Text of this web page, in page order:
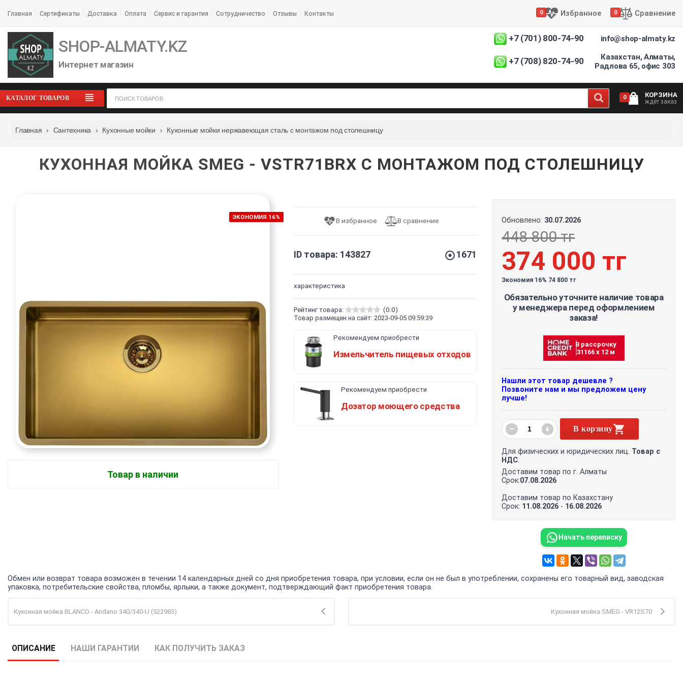
Главная Сертификаты Доставка Оплата Сервис и гарантия Сотрудничество Отзывы Контакты 0 Избранное 0 Сравнение
SHOP-ALMATY.KZ
Интернет магазин
+7 (701) 800-74-90
+7 (708) 820-74-90
info@shop-almaty.kz
Казахстан, Алматы,
Радлова 65, офис 303
КАТАЛОГ ТОВАРОВ 0 КОРЗИНА
ждёт заказ
Главная › Сантехника › Кухонные мойки › Кухонные мойки нержавеющая сталь с монтажом под столешницу
КУХОННАЯ МОЙКА SMEG - VSTR71BRX С МОНТАЖОМ ПОД СТОЛЕШНИЦУ
ЭКОНОМИЯ 16%
Товар в наличии
ID товара: 143827 1671
характеристика
Рейтинг товара:
(0.0)
Товар размещен на сайт: 2023-09-05 09:59:39
Рекомендуем приобрести
Измельчитель пищевых отходов
Рекомендуем приобрести
Дозатор моющего средства
Обновлено: 30.07.2026
448 800 тг
374 000 тг
Экономия 16% 74 800 тг
Обязательно уточните наличие товара
у менеджера перед оформлением
заказа!
В рассрочку
31166 х 12 м
Нашли этот товар дешевле ?
Позвоните нам и мы предложем цену
лучше!
− + В корзину
Для физических и юридических лиц. Товар с
НДС.
Доставим товар по г. Алматы
Срок:07.08.2026
Доставим товар по Казахстану
Срок: 11.08.2026 - 16.08.2026
Начать переписку
Обмен или возврат товара возможен в течении 14 календарных дней со дня приобретения товара, при условии, если он не был в употреблении, сохранены его товарный вид, заводская
упаковка, потребительские свойства, пломбы, ярлыки, а также документ, подтверждающий факт приобретения товара.
Кухонная мойка BLANCO - Andano 340/340-U (522983) Кухонная мойка SMEG - VR12S70
ОПИСАНИЕ НАШИ ГАРАНТИИ КАК ПОЛУЧИТЬ ЗАКАЗ